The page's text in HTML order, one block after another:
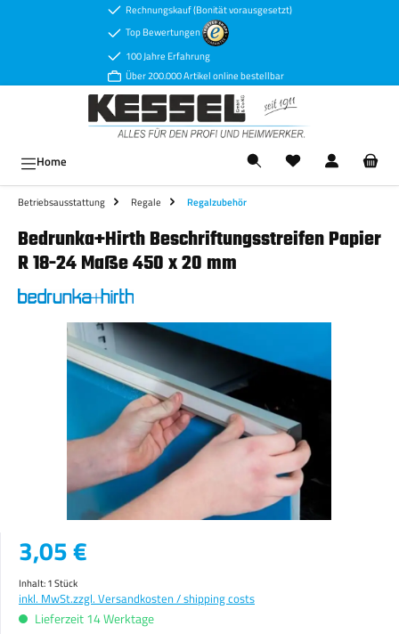
Zum Hauptinhalt springenRechnungskauf (Bonität vorausgesetzt)
Top Bewertungen
100 Jahre Erfahrung
Über 200.000 Artikel online bestellbar
Home
Betriebsausstattung Regale Regalzubehör
Bedrunka+Hirth Beschriftungsstreifen Papier
R 18-24 Maße 450 x 20 mm
Bildergalerie überspringen
Regulärer Preis:
3,05 €
Inhalt:1 Stück
inkl. MwSt.zzgl. Versandkosten / shipping costs
Lieferzeit 14 Werktage